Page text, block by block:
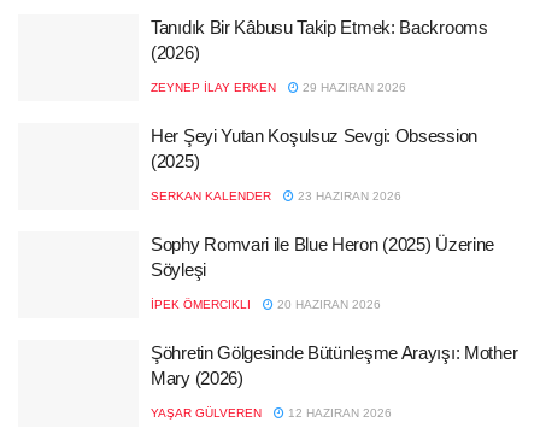
Tanıdık Bir Kâbusu Takip Etmek: Backrooms
(2026)
ZEYNEP İLAY ERKEN 29 HAZIRAN 2026
Her Şeyi Yutan Koşulsuz Sevgi: Obsession
(2025)
SERKAN KALENDER 23 HAZIRAN 2026
Sophy Romvari ile Blue Heron (2025) Üzerine
Söyleşi
İPEK ÖMERCIKLI 20 HAZIRAN 2026
Şöhretin Gölgesinde Bütünleşme Arayışı: Mother
Mary (2026)
YAŞAR GÜLVEREN 12 HAZIRAN 2026